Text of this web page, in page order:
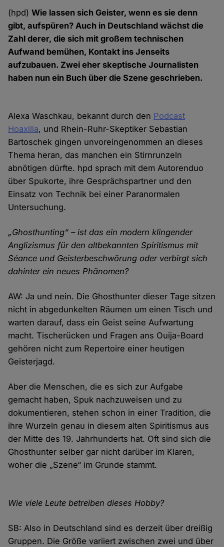
(hpd)Wie lassen sich Geister, wenn es sie denn
gibt, aufspüren? Auch in Deutschland wächst die
Zahl derer, die sich mit großem technischen
Aufwand bemühen, Kontakt ins Jenseits
aufzubauen. Zwei eher skeptische Journalisten
haben nun ein Buch über die Szene geschrieben.
Alexa Waschkau, bekannt durch den Podcast
Hoaxilla, und Rhein-Ruhr-Skeptiker Sebastian
Bartoschek gingen unvoreingenommen an dieses
Thema heran, das manchen ein Stirnrunzeln
abnötigen dürfte. hpd sprach mit dem Autorenduo
über Spukorte, ihre Gesprächspartner und den
Einsatz von Technik bei einer Paranormalen
Untersuchung.
„Ghosthunting“ – ist das ein modern klingender
Anglizismus für den altbekannten Spiritismus mit
Séance und Geisterbeschwörung oder verbirgt sich
dahinter ein neues Phänomen?
AW: Ja und nein. Die Ghosthunter dieser Tage sitzen
nicht in abgedunkelten Räumen um einen Tisch und
warten darauf, dass ein Geist seine Aufwartung
macht. Tischerücken und Fragen ans Ouija-Board
gehören nicht zum Repertoire einer heutigen
Geisterjagd.
Aber die Menschen, die es sich zur Aufgabe
gemacht haben, Spuk nachzuweisen und zu
dokumentieren, stehen schon in einer Tradition, die
ihre Wurzeln genau in diesem alten Spiritismus aus
der Mitte des 19. Jahrhunderts hat. Oft sind sich die
Ghosthunter selber gar nicht darüber im Klaren,
woher die „Szene“ im Grunde stammt.
Wie viele Leute betreiben dieses Hobby?
SB: Also in Deutschland sind es derzeit über dreißig
Gruppen. Die Größe variiert zwischen zwei und über